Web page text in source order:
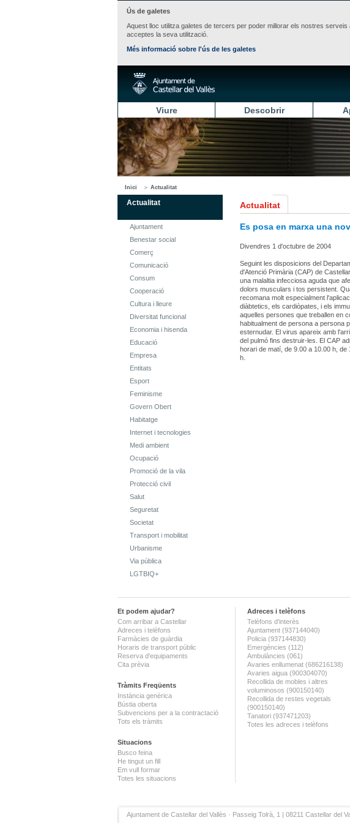
Ús de galetes
Aquest lloc utilitza galetes de tercers per poder millorar els nostres
acceptes la seva utilització.
Més informació sobre l'ús de les galetes
Viure Descobrir
Inici Actualitat
Actualitat
Ajuntament
Benestar social
Comerç
Comunicació
Consum
Cooperació
Cultura i lleure
Diversitat funcional
Economia i hisenda
Educació
Empresa
Entitats
Esport
Feminisme
Govern Obert
Habitatge
Internet i tecnologies
Medi ambient
Ocupació
Promoció de la vila
Protecció civil
Salut
Seguretat
Societat
Transport i mobilitat
Urbanisme
Via pública
LGTBIQ+
Actualitat
Es posa en marxa una
Divendres 1 d'octubre de 2004
Seguint les disposicions del
d'Atenció Primària (CAP) de
una malaltia infecciosa aguda que
dolors musculars i tos persistent.
recomana molt especialment
diàbtetics, els cardiòpates, i els
aquelles persones que treballen en
habitualment de persona a persona
esternudar. El virus apareix amb
del pulmó fins destruir-les. El CAP
horari de matí, de 9.00 a 10.00 h,
h.
Et podem ajudar?
Com arribar a Castellar
Adreces i telèfons
Farmàcies de guàrdia
Horaris de transport públic
Reserva d'equipaments
Cita prèvia
Tràmits Freqüents
Instància genèrica
Bústia oberta
Subvencions per a la contractació
Tots els tràmits
Situacions
Busco feina
He tingut un fill
Em vull formar
Totes les situacions
Adreces i telèfons
Telèfons d'interès
Ajuntament (937144040)
Policia (937144830)
Emergències (112)
Ambulàncies (061)
Avaries enllumenat (686216138)
Avaries aigua (900304070)
Recollida de mobles i altres
voluminosos (900150140)
Recollida de restes vegetals
(900150140)
Tanatori (937471203)
Totes les adreces i telèfons
Ajuntament de Castellar del Vallès · Passeig Tolrà, 1 | 08211 Castellar del